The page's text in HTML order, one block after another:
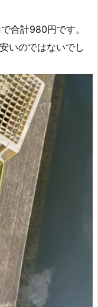
合計980円です。
いのではないでし